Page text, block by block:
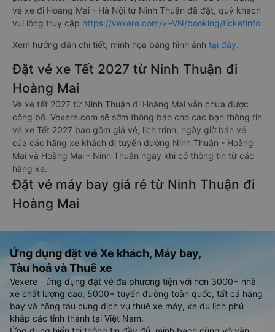
vé xe đi Hoàng Mai - Hà Nội từ Ninh Thuận đã đặt, quý khách
vui lòng truy cập https://vexere.com/vi-VN/booking/ticketinfo
Xem hướng dẫn chi tiết, minh họa bằng hình ảnh tại đây.
Đặt vé xe Tết 2027 từ Ninh Thuận đi
Hoàng Mai
Vé xe tết 2027 từ Ninh Thuận đi Hoàng Mai vẫn chưa được
công bố. Vexere.com sẽ sớm thông báo cho các bạn thông tin
vé xe Tết 2027 bao gồm giá vé, lịch trình, ngày giờ bán vé
của các hãng xe khách đi tuyến đường Ninh Thuận - Hoàng
Mai và Hoàng Mai - Ninh Thuận ngay khi có thông tin từ các
hãng xe.
Đặt vé máy bay giá rẻ từ Ninh Thuận đi
Hoàng Mai
Ứng dụng đặt vé Xe khách, Máy bay,
Tàu hoả và Thuê xe
Vexere - ứng dụng đặt vé đa phương tiện với hơn 3000+ nhà
xe chất lượng cao, 5000+ tuyến đường toàn quốc, tất cả hãng
bay và hãng tàu cùng dịch vụ thuê xe máy, xe du lịch phủ
khắp các tỉnh thành tại Việt Nam.